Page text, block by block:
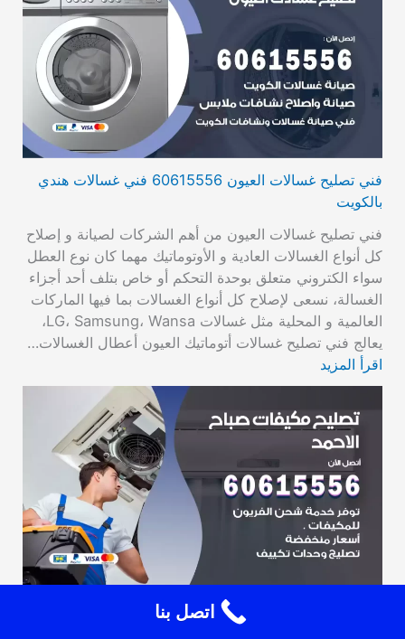
فني تصليح غسالات العيون 60615556 فني غسالات هندي
بالكويت
فني تصليح غسالات العيون من أهم الشركات لصيانة و إصلاح
كل أنواع الغسالات العادية و الأوتوماتيك مهما كان نوع العطل
سواء الكتروني متعلق بوحدة التحكم أو خاص بتلف أحد أجزاء
الغسالة، نسعى لإصلاح كل أنواع الغسالات بما فيها الماركات
العالمية و المحلية مثل غسالات LG، Samsung، Wansa،
يعالج فني تصليح غسالات أتوماتيك العيون أعطال الغسالات…
اقرأ المزيد
اتصل بنا